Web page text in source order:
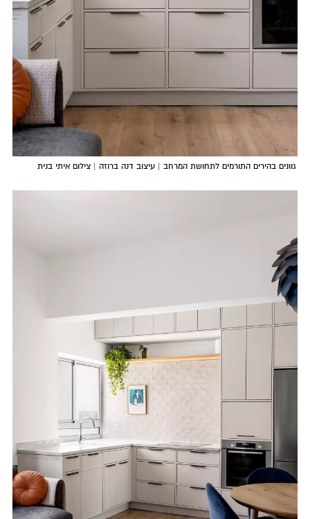
גוונים בהירים התורמים לתחושת המרחב | עיצוב דנה ברוזה | צילום איתי בנית